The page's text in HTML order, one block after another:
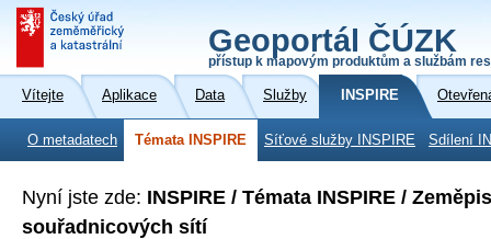
Geoportál ČÚZK
přístup k mapovým produktům a službám
Vítejte Aplikace Data Služby INSPIRE
O metadatech Témata INSPIRE Síťové služby INSPIRE Sdílení
Nyní jste zde: INSPIRE / Témata INSPIRE /
souřadnicových sítí